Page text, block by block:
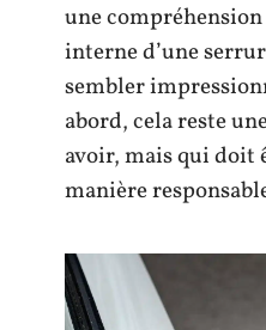
une
interne d’une
sembler
abord, cela reste
avoir, mais qui doit
manière